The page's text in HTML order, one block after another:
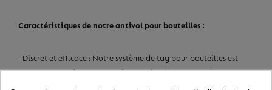
Caractéristiques de notre antivol pour bouteilles :
- Discret et efficace : Notre système de tag pour bouteilles est
conçu pour offrir une protection maximale tout en préservant
l’esthétique de vos produits. Les détecteurs intégrés assurent une